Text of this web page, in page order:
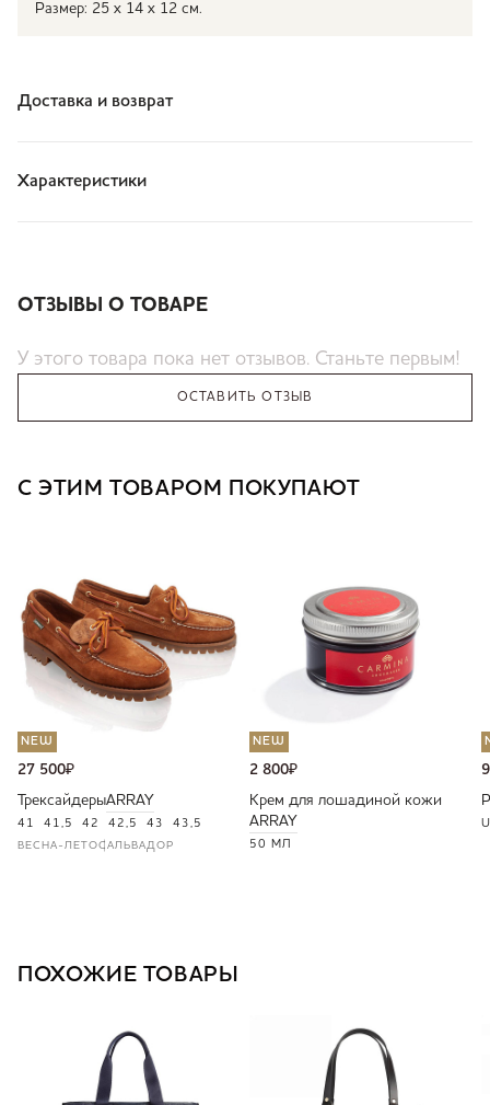
Размер: 25 x 14 x 12 см.
Доставка и возврат
Характеристики
ОТЗЫВЫ О ТОВАРЕ
У этого товара пока нет отзывов. Станьте первым!
ОСТАВИТЬ ОТЗЫВ
С ЭТИМ ТОВАРОМ ПОКУПАЮТ
NEW
27 500₽
ТрексайдерыARRAY
41 41,5 42 42,5 43 43,5
ВЕСНА-ЛЕТОСАЛЬВАДОР
NEW
2 800₽
Крем для лошадиной кожи
ARRAY
50 МЛ
ПОХОЖИЕ ТОВАРЫ